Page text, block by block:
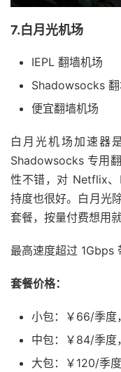
7.白月光机场
IEPL 翻墙机场
Shadowsocks 翻
便宜翻墙机场
白月光机场加速器
Shadowsocks 专用
性不错，对 Netflix
持度也很好。白月光
套餐，按量付费想用就
最高速度超过 1Gbps
套餐价格：
小包：￥66/季度
中包：￥84/季度
大包：￥120/季